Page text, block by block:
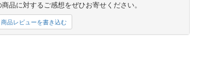
品に対するご感想をぜひお寄せください。
品レビューを書き込む